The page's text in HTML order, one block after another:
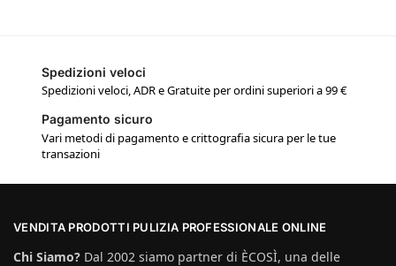
Spedizioni veloci
Spedizioni veloci, ADR e Gratuite per ordini superiori a 99 €
Pagamento sicuro
Vari metodi di pagamento e crittografia sicura per le tue
transazioni
VENDITA PRODOTTI PULIZIA PROFESSIONALE ONLINE
Chi Siamo? Dal 2002 siamo partner di ÈCOSÌ, una delle